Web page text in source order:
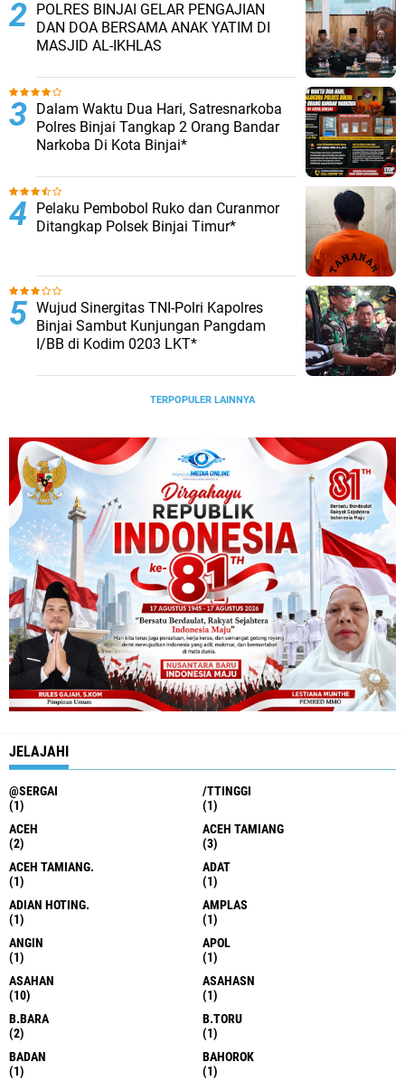
POLRES BINJAI GELAR PENGAJIAN
DAN DOA BERSAMA ANAK YATIM DI
MASJID AL-IKHLAS
Dalam Waktu Dua Hari, Satresnarkoba
Polres Binjai Tangkap 2 Orang Bandar
Narkoba Di Kota Binjai*
Pelaku Pembobol Ruko dan Curanmor
Ditangkap Polsek Binjai Timur*
Wujud Sinergitas TNI-Polri Kapolres
Binjai Sambut Kunjungan Pangdam
I/BB di Kodim 0203 LKT*
TERPOPULER LAINNYA
JELAJAHI
@SERGAI
(1)
/TTINGGI
(1)
ACEH
(2)
ACEH TAMIANG
(3)
ACEH TAMIANG.
(1)
ADAT
(1)
ADIAN HOTING.
(1)
AMPLAS
(1)
ANGIN
(1)
APOL
(1)
ASAHAN
(10)
ASAHASN
(1)
B.BARA
(2)
B.TORU
(1)
BADAN
(1)
BAHOROK
(1)